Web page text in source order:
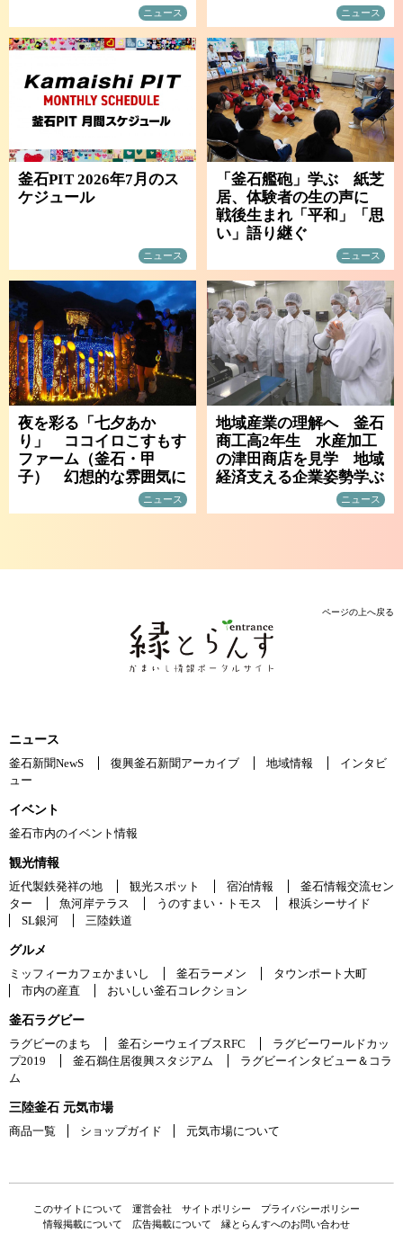
ニュース ニュース
釜石PIT 2026年7月のス
ケジュール
ニュース
「釜石艦砲」学ぶ 紙芝
居、体験者の生の声に
戦後生まれ「平和」「思
い」語り継ぐ
ニュース
夜を彩る「七夕あか
り」 ココイロこすもす
ファーム（釜石・甲
子） 幻想的な雰囲気に
ニュース
地域産業の理解へ 釜石
商工高2年生 水産加工
の津田商店を見学 地域
経済支える企業姿勢学ぶ
ニュース
ページの上へ戻る
ニュース
釜石新聞NewS
復興釜石新聞アーカイブ 地域情報
インタビ
ュー
イベント
釜石市内のイベント情報
観光情報
近代製鉄発祥の地
観光スポット 宿泊情報
釜石情報交流セン
ター
魚河岸テラス うのすまい・トモス
根浜シーサイド
SL銀河
三陸鉄道
グルメ
ミッフィーカフェかまいし
釜石ラーメン
タウンポート大町
市内の産直
おいしい釜石コレクション
釜石ラグビー
ラグビーのまち
釜石シーウェイブスRFC
ラグビーワールドカッ
プ2019
釜石鵜住居復興スタジアム
ラグビーインタビュー＆コラ
ム
三陸釜石 元気市場
商品一覧
ショップガイド 元気市場について
このサイトについて 運営会社 サイトポリシー
プライバシーポリシー
情報掲載について
広告掲載について 縁とらんすへのお問い合わせ